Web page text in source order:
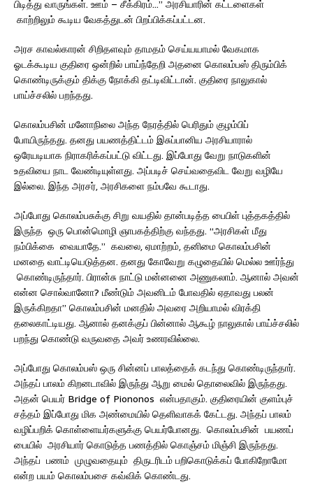
பிடித்து வாருங்கள். ஊம் – சீக்கிரம்…” அரசியாரின் கட்டளைகள்
காற்றிலும் கூடிய வேகத்துடன் பிறப்பிக்கப்பட்டன.
அரச காவல்காரன் சிறிதளவும் தாமதம் செய்யயாமல் வேகமாக
ஓடக்கூடிய குதிரை ஒன்றில் பாய்ந்தேறி அதனை கொலம்பஸ் திரும்பிக்
கொண்டிருக்கும் திக்கு நோக்கி தட்டிவிட்டான். குதிரை நாலுகால்
பாய்ச்சலில் பறந்தது.
கொலம்பசின் மனோநிலை அந்த நேரத்தில் பெரிதும் குழம்பிப்
போயிருந்தது. தனது பயணத்திட்டம் இசுப்பானிய அரசியாரால்
ஒரேயடியாக நிராகரிக்கப்பட்டு விட்டது. இப்போது வேறு நாடுகளின்
உதவியை நாட வேண்டியுள்ளது. அப்படிச் செய்வதைவிட வேறு வழியே
இல்லை. இந்த அரசர், அரசிகளை நம்பவே கூடாது.
அப்போது கொலம்பசுக்கு சிறு வயதில் தான்படித்த பைபிள் புத்தகத்தில்
இருந்த ஒரு பொன்மொழி ஞாபகத்திற்கு வந்தது. “அரசிகள் மீது
நம்பிக்கை வையாதே.” கவலை, ஏமாற்றம், தனிமை கொலம்பசின்
மனதை வாட்டியெடுத்தன. தனது கோவேறு கழுதையில் மெல்ல ஊர்ந்து
கொண்டிருந்தார். பிரான்சு நாட்டு மன்னனை அணுகலாம். ஆனால் அவன்
என்ன சொல்வானோ? மீண்டும் அவனிடம் போவதில் ஏதாவது பலன்
இருக்கிறதா” கொலம்பசின் மனதில் அவரை அறியாமல் விரக்தி
தலைகாட்டியது. ஆனால் தனக்குப் பின்னால் ஆகூழ் நாலுகால் பாய்ச்சலில்
பறந்து கொண்டு வருவதை அவர் உணரவில்லை.
அப்போது கொலம்பஸ் ஒரு சின்னப் பாலத்தைக் கடந்து கொண்டிருந்தார்.
அந்தப் பாலம் கிறனடாவில் இருந்து ஆறு மைல் தொலைவில் இருந்தது.
அதன் பெயர் Bridge of Piononos என்பதாகும். குதிரையின் குளம்புச்
சத்தம் இப்போது மிக அண்மையில் தெளிவாகக் கேட்டது. அந்தப் பாலம்
வழிப்பறிக் கொள்ளையர்களுக்கு பெயர்போனது. கொலம்பசின் பயணப்
பையில் அரசியார் கொடுத்த பணத்தில் கொஞ்சம் மிஞ்சி இருந்தது.
அந்தப் பணம் முழுவதையும் திருடரிடம் பறிகொடுக்கப் போகிறோமோ
என்ற பயம் கொலம்பசை கவ்விக் கொண்டது.